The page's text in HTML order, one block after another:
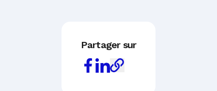
Partager sur